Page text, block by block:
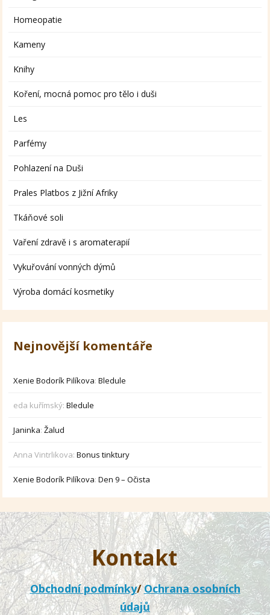
Homeopatie
Kameny
Knihy
Koření, mocná pomoc pro tělo i duši
Les
Parfémy
Pohlazení na Duši
Prales Platbos z Jižní Afriky
Tkáňové soli
Vaření zdravě i s aromaterapií
Vykuřování vonných dýmů
Výroba domácí kosmetiky
Nejnovější komentáře
Xenie Bodorík Pilíkova:Bledule
eda kuřímský:Bledule
Janinka:Žalud
Anna Vintrlikova:Bonus tinktury
Xenie Bodorík Pilíkova:Den 9 – Očista
Kontakt
Obchodní podmínky/Ochrana osobních
údajů